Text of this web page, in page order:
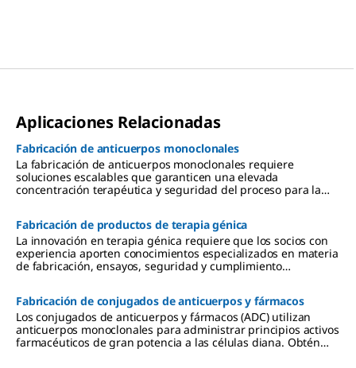
Aplicaciones Relacionadas
Fabricación de anticuerpos monoclonales
La fabricación de anticuerpos monoclonales requiere
soluciones escalables que garanticen una elevada
concentración terapéutica y seguridad del proceso para la
Fabricación de productos de terapia génica
La innovación en terapia génica requiere que los socios con
experiencia aporten conocimientos especializados en materia
de fabricación, ensayos, seguridad y cumplimiento
Fabricación de conjugados de anticuerpos y fármacos
Los conjugados de anticuerpos y fármacos (ADC) utilizan
anticuerpos monoclonales para administrar principios activos
farmacéuticos de gran potencia a las células diana. Obtén